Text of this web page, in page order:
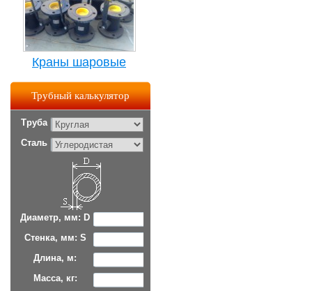
Краны шаровые
Трубный калькулятор
Труба
Сталь
Диаметр, мм: D
Стенка, мм: S
Длина, м:
Масса, кг: